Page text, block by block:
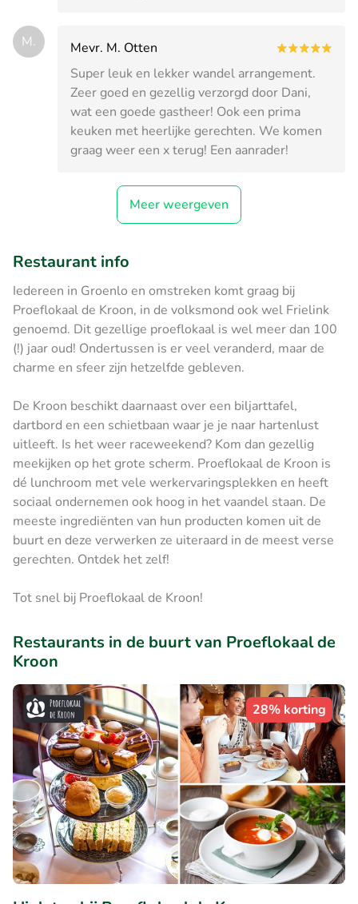
M.
Mevr. M. Otten
Super leuk en lekker wandel arrangement.
Zeer goed en gezellig verzorgd door Dani,
wat een goede gastheer! Ook een prima
keuken met heerlijke gerechten. We komen
graag weer een x terug! Een aanrader!
Meer weergeven
Restaurant info
Iedereen in Groenlo en omstreken komt graag bij
Proeflokaal de Kroon, in de volksmond ook wel Frielink
genoemd. Dit gezellige proeflokaal is wel meer dan 100
(!) jaar oud! Ondertussen is er veel veranderd, maar de
charme en sfeer zijn hetzelfde gebleven.
De Kroon beschikt daarnaast over een biljarttafel,
dartbord en een schietbaan waar je je naar hartenlust
uitleeft. Is het weer raceweekend? Kom dan gezellig
meekijken op het grote scherm. Proeflokaal de Kroon is
dé lunchroom met vele werkervaringsplekken en heeft
sociaal ondernemen ook hoog in het vaandel staan. De
meeste ingrediënten van hun producten komen uit de
buurt en deze verwerken ze uiteraard in de meest verse
gerechten. Ontdek het zelf!
Tot snel bij Proeflokaal de Kroon!
Restaurants in de buurt van Proeflokaal de
Kroon
28% korting